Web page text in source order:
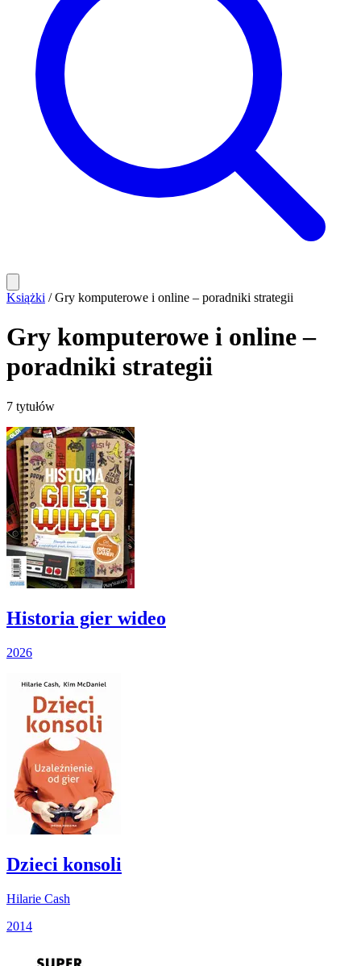
Książki / Gry komputerowe i online – poradniki strategii
Gry komputerowe i online –
poradniki strategii
7 tytułów
Historia gier wideo
2026
Dzieci konsoli
Hilarie Cash
2014